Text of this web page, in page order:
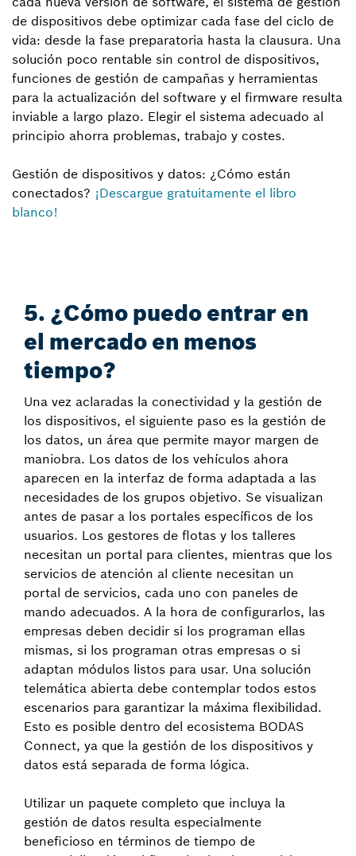
de dispositivos debe optimizar cada fase del ciclo de
vida: desde la fase preparatoria hasta la clausura. Una
solución poco rentable sin control de dispositivos,
funciones de gestión de campañas y herramientas
para la actualización del software y el firmware resulta
inviable a largo plazo. Elegir el sistema adecuado al
principio ahorra problemas, trabajo y costes.
Gestión de dispositivos y datos: ¿Cómo están
conectados? ¡Descargue gratuitamente el libro
blanco!
5. ¿Cómo puedo entrar en
el mercado en menos
tiempo?
Una vez aclaradas la conectividad y la gestión de
los dispositivos, el siguiente paso es la gestión de
los datos, un área que permite mayor margen de
maniobra. Los datos de los vehículos ahora
aparecen en la interfaz de forma adaptada a las
necesidades de los grupos objetivo. Se visualizan
antes de pasar a los portales específicos de los
usuarios. Los gestores de flotas y los talleres
necesitan un portal para clientes, mientras que los
servicios de atención al cliente necesitan un
portal de servicios, cada uno con paneles de
mando adecuados. A la hora de configurarlos, las
empresas deben decidir si los programan ellas
mismas, si los programan otras empresas o si
adaptan módulos listos para usar. Una solución
telemática abierta debe contemplar todos estos
escenarios para garantizar la máxima flexibilidad.
Esto es posible dentro del ecosistema BODAS
Connect, ya que la gestión de los dispositivos y
datos está separada de forma lógica.
Utilizar un paquete completo que incluya la
gestión de datos resulta especialmente
beneficioso en términos de tiempo de